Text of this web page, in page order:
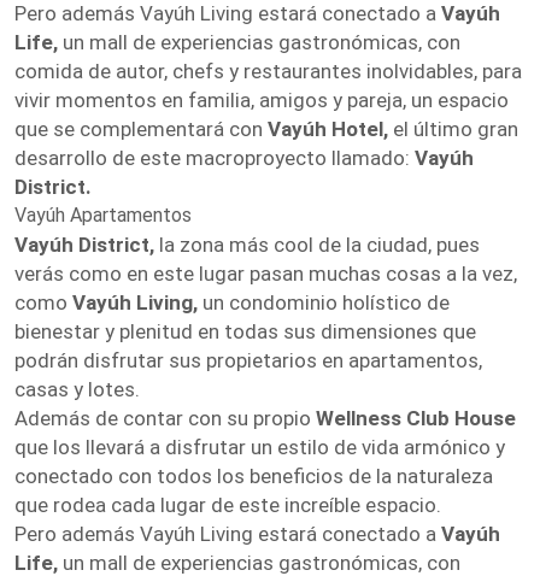
Pero además Vayúh Living estará conectado a Vayúh
Life, un mall de experiencias gastronómicas, con
comida de autor, chefs y restaurantes inolvidables, para
vivir momentos en familia, amigos y pareja, un espacio
que se complementará con Vayúh Hotel, el último gran
desarrollo de este macroproyecto llamado: Vayúh
District.
Vayúh Apartamentos
Vayúh District, la zona más cool de la ciudad, pues
verás como en este lugar pasan muchas cosas a la vez,
como Vayúh Living, un condominio holístico de
bienestar y plenitud en todas sus dimensiones que
podrán disfrutar sus propietarios en apartamentos,
casas y lotes.
Además de contar con su propio Wellness Club House
que los llevará a disfrutar un estilo de vida armónico y
conectado con todos los beneficios de la naturaleza
que rodea cada lugar de este increíble espacio.
Pero además Vayúh Living estará conectado a Vayúh
Life, un mall de experiencias gastronómicas, con